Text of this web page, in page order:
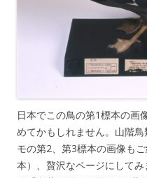
日本でこの鳥の第1標本の画
めてかもしれません。山階
モの第2、第3標本の画像も
本）、贅沢なページにしてみ